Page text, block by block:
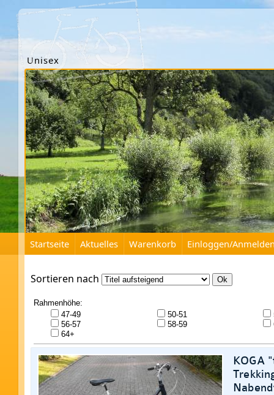
Unisex
Startseite Aktuelles Warenkorb Einloggen/
Sortieren nach Ok
Rahmenhöhe:
47-49
56-57
64+
50-51
58-59
KOGA